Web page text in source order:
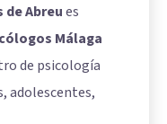
Abreues
Málaga
de psicología
adolescentes,